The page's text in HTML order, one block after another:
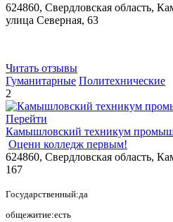
624860, Свердловская область,
улица Северная, 63
Читать отзывы
Гуманитарные Политехнические
2
Перейти
Камышловский техникум
Оцени колледж первым!
624860, Свердловская область,
167
Государственный:да
общежитие:есть